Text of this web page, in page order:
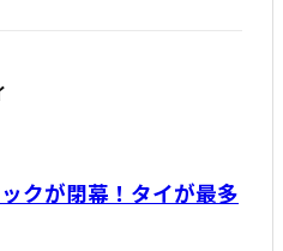
クが閉幕！タイが最多